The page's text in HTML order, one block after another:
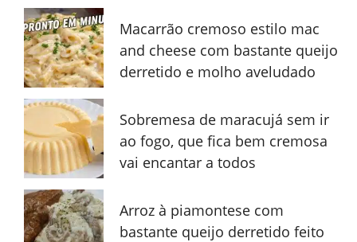
Macarrão cremoso estilo mac
and cheese com bastante queijo
derretido e molho aveludado
Sobremesa de maracujá sem ir
ao fogo, que fica bem cremosa
vai encantar a todos
Arroz à piamontese com
bastante queijo derretido feito